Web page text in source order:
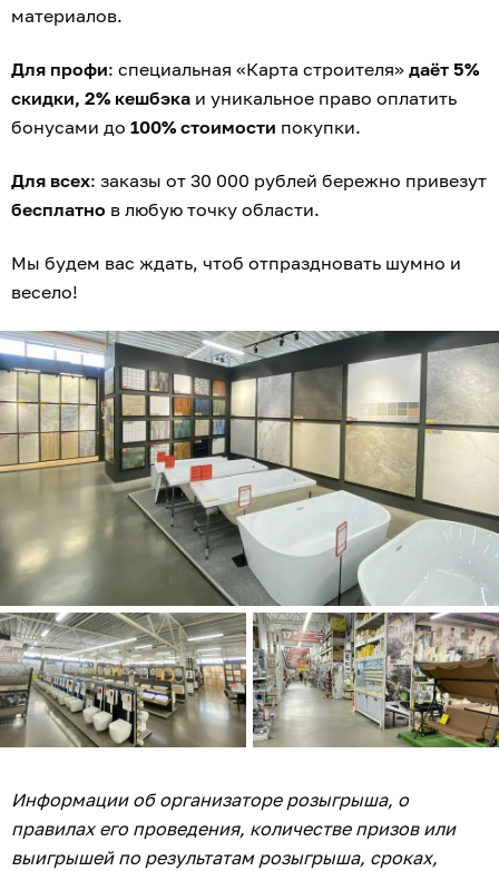
материалов.
Для профи: специальная «Карта строителя» даёт 5%
скидки, 2% кешбэка и уникальное право оплатить
бонусами до 100% стоимости покупки.
Для всех: заказы от 30 000 рублей бережно привезут
бесплатно в любую точку области.
Мы будем вас ждать, чтоб отпраздновать шумно и
весело!
Информации об организаторе розыгрыша, о
правилах его проведения, количестве призов или
выигрышей по результатам розыгрыша, сроках,